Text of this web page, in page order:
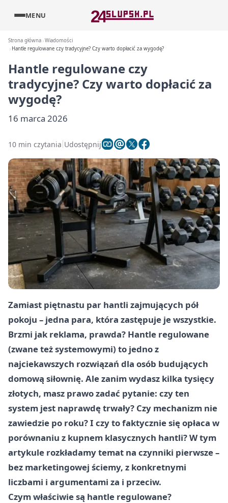
MENU
Strona główna Wiadomości
Hantle regulowane czy tradycyjne? Czy warto dopłacić za wygodę?
Hantle regulowane czy
tradycyjne? Czy warto dopłacić za
wygodę?
16 marca 2026
10 min czytania Udostępnij
Zamiast piętnastu par hantli zajmujących pół
pokoju – jedna para, która zastępuje je wszystkie.
Brzmi jak reklama, prawda? Hantle regulowane
(zwane też systemowymi) to jedno z
najciekawszych rozwiązań dla osób budujących
domową siłownię. Ale zanim wydasz kilka tysięcy
złotych, masz prawo zadać pytanie: czy ten
system jest naprawdę trwały? Czy mechanizm nie
zawiedzie po roku? I czy to faktycznie się opłaca w
porównaniu z kupnem klasycznych hantli? W tym
artykule rozkładamy temat na czynniki pierwsze –
bez marketingowej ściemy, z konkretnymi
liczbami i argumentami za i przeciw.
Czym właściwie są hantle regulowane?